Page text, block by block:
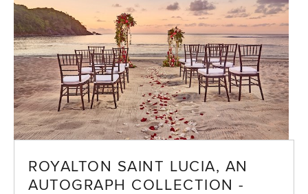
ROYALTON SAINT LUCIA, AN
AUTOGRAPH COLLECTION -